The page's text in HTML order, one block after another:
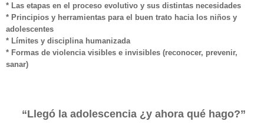
* Las etapas en el proceso evolutivo y sus distintas necesidades
* Principios y herramientas para el buen trato hacia los niños y
adolescentes
* Límites y disciplina humanizada
* Formas de violencia visibles e invisibles (reconocer, prevenir,
sanar)
“Llegó la adolescencia ¿y ahora qué hago?”